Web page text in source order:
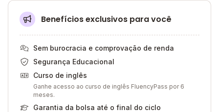
Benefícios exclusivos para você
Sem burocracia e comprovação de renda
Segurança Educacional
Curso de inglês
Ganhe acesso ao curso de inglês FluencyPass por 6
meses.
Garantia da bolsa até o final do ciclo